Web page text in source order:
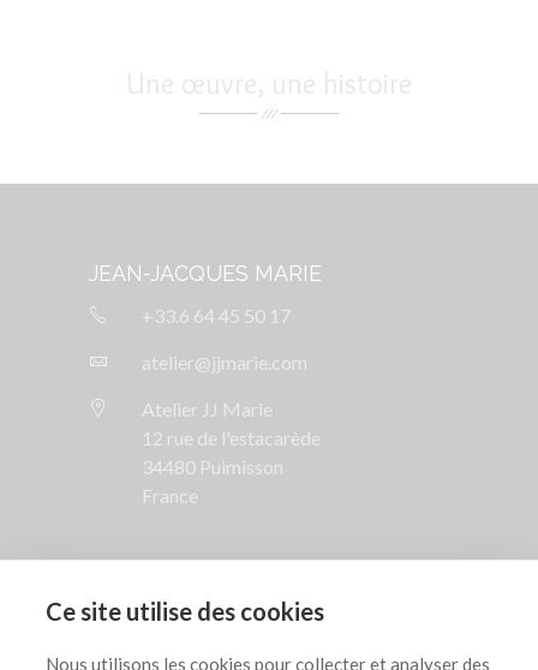
Ce site utilise des cookies
Nous utilisons les cookies pour collecter et analyser des
Une œuvre, une histoire
JEAN-JACQUES MARIE
+33.6 64 45 50 17
atelier@jjmarie.com
Atelier JJ Marie
12 rue de l'estacarède
34480 Puimisson
France